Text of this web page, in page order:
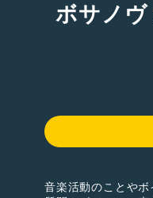
ボサノ
音楽活動のことやボ